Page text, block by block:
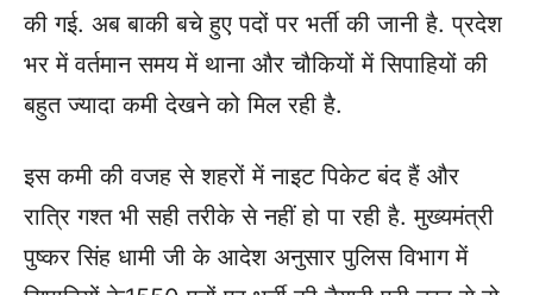
की गई. अब बाकी बचे हुए पदों पर भर्ती की जानी है. प्रदेश
भर में वर्तमान समय में थाना और चौकियों में सिपाहियों की
बहुत ज्यादा कमी देखने को मिल रही है.
इस कमी की वजह से शहरों में नाइट पिकेट बंद हैं और
रात्रि गश्त भी सही तरीके से नहीं हो पा रही है. मुख्यमंत्री
पुष्कर सिंह धामी जी के आदेश अनुसार पुलिस विभाग में